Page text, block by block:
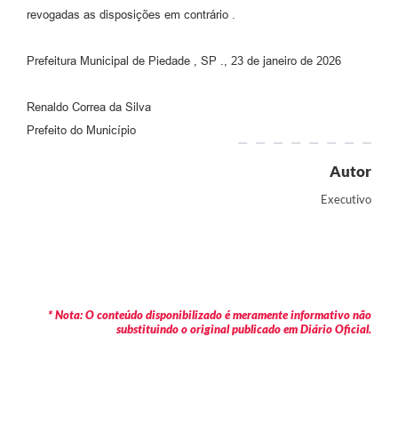
revogadas as disposições em contrário .
Prefeitura Municipal de Piedade , SP ., 23 de janeiro de 2026
Renaldo Correa da Silva
Prefeito do Município
Autor
Executivo
* Nota: O conteúdo disponibilizado é meramente informativo não
substituindo o original publicado em Diário Oficial.